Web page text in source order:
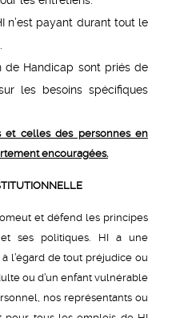
n’est payant durant tout le
de Handicap sont priés de
les besoins spécifiques
et celles des personnes en
encouragées.
et défend les principes
ses politiques. HI a une
l’égard de tout préjudice ou
ou d’un enfant vulnérable
nos représentants ou